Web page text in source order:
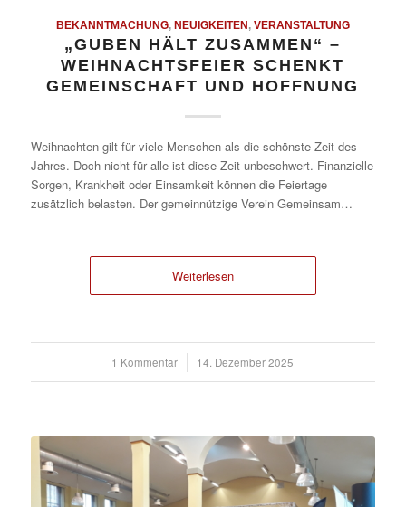
BEKANNTMACHUNG, NEUIGKEITEN , VERANSTALTUNG
„GUBEN HÄLT ZUSAMMEN“ –
WEIHNACHTSFEIER SCHENKT
GEMEINSCHAFT UND HOFFNUNG
Weihnachten gilt für viele Menschen als die schönste Zeit des
Jahres. Doch nicht für alle ist diese Zeit unbeschwert. Finanzielle
Sorgen, Krankheit oder Einsamkeit können die Feiertage
zusätzlich belasten. Der gemeinnützige Verein Gemeinsam…
Weiterlesen
1 Kommentar
/ 14. Dezember 2025